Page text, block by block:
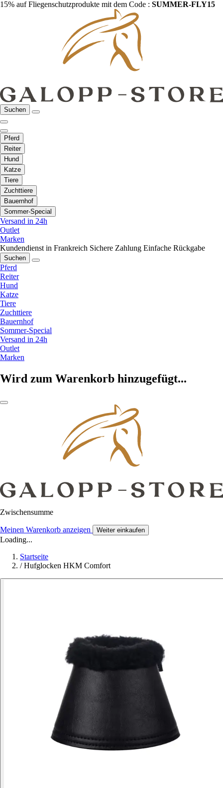
15% auf Fliegenschutzprodukte mit dem Code : SUMMER-FLY15
Suchen
Pferd
Reiter
Hund
Katze
Tiere
Zuchttiere
Bauernhof
Sommer-Special
Versand in 24h
Outlet
Marken
Kundendienst in Frankreich Sichere Zahlung Einfache Rückgabe
Suchen
Pferd
Reiter
Hund
Katze
Tiere
Zuchttiere
Bauernhof
Sommer-Special
Versand in 24h
Outlet
Marken
Wird zum Warenkorb hinzugefügt...
Zwischensumme
Meinen Warenkorb anzeigen Weiter einkaufen
Loading...
Startseite
/ Hufglocken HKM Comfort